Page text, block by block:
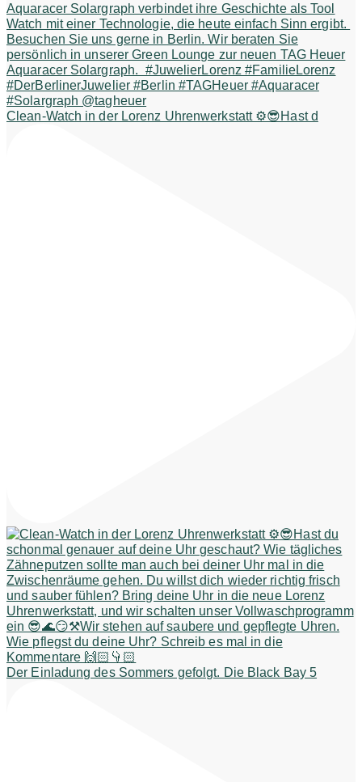
Clean-Watch in der Lorenz Uhrenwerkstatt ⚙️😎Hast d
Der Einladung des Sommers gefolgt. Die Black Bay 5